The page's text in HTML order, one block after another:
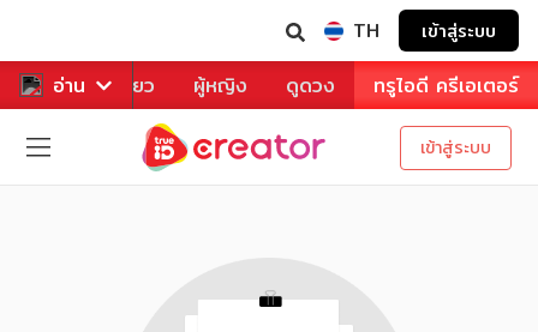
TH เข้าสู่ระบบ
อ่าน
หาร ท่องเที่ยว ผู้หญิง ดูดวง ทรูไอดี ครีเอเตอร์
เข้าสู่ระบบ